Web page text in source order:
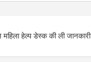
महिला हेल्प डेस्क की ली जानकारी